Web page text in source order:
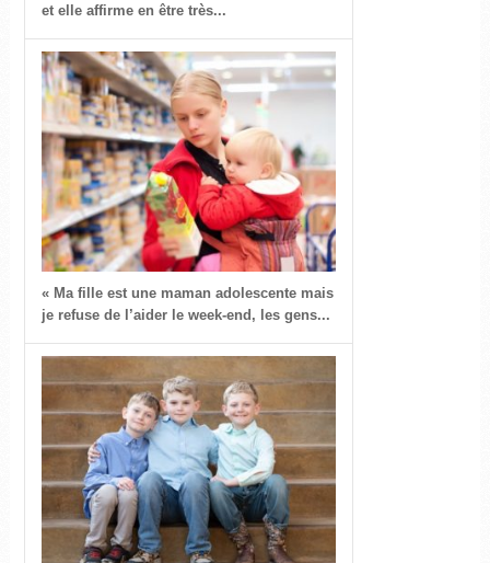
et elle affirme en être très...
« Ma fille est une maman adolescente mais
je refuse de l’aider le week-end, les gens...